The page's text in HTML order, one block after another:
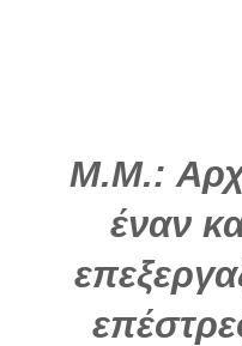
Μ.Μ.:
έναν